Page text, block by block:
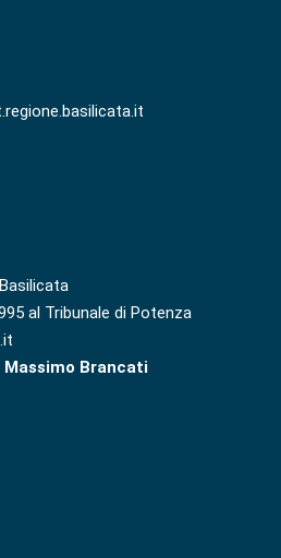
al Tribunale di Potenza
Massimo Brancati